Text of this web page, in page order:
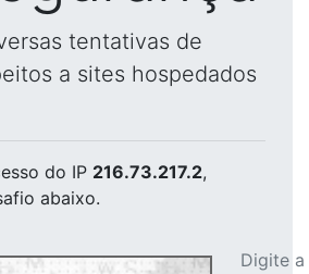
tentativas de
a sites hospedados
do IP 216.73.217.2,
abaixo.
Digite